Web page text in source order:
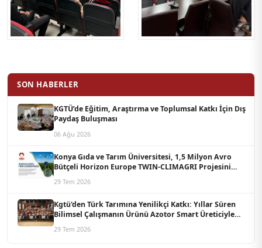
SON HABERLER
KGTÜ’de Eğitim, Araştırma ve Toplumsal Katkı İçin Dış
Paydaş Buluşması
06 Ağu 2026
Konya Gıda ve Tarım Üniversitesi, 1,5 Milyon Avro
Bütçeli Horizon Europe TWIN-CLIMAGRI Projesini
29 Tem 2026
Kgtü'den Türk Tarımına Yenilikçi Katkı: Yıllar Süren
Bilimsel Çalışmanın Ürünü Azotor Smart Üreticiyle
29 Tem 2026